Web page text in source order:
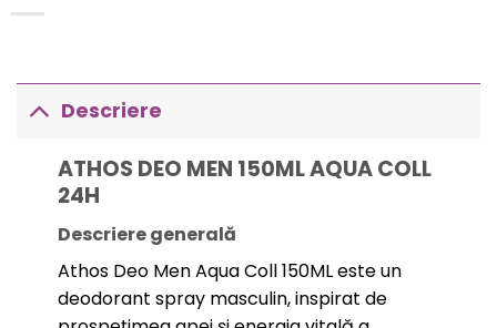
Descriere
ATHOS DEO MEN 150ML AQUA COLL
24H
Descriere generală
Athos Deo Men Aqua Coll 150ML este un
deodorant spray masculin, inspirat de